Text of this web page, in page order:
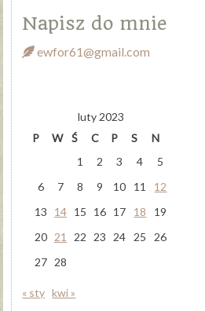
Napisz do mnie
ewfor61@gmail.com
luty 2023
P
W Ś C P S
N
1
2 3 4
5
6
7 8 9 10 11
12
13
14 15 16 17 18
19
20 21 22 23 24 25
26
27 28
« sty kwi »